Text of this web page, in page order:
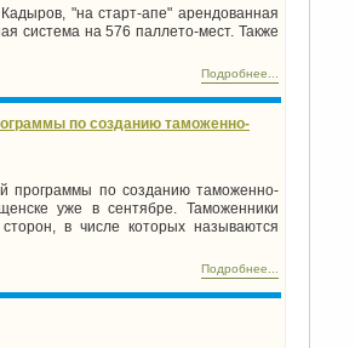
"на старт-апе" арендованная
система на 576 паллето-мест. Также
Подробнее...
по созданию таможенно-
программы по созданию таможенно-
уже в сентябре. Таможенники
в числе которых называются
Подробнее...